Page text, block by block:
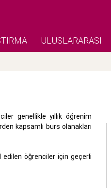
ULUSLARARASI
genellikle yıllık öğrenim
kapsamlı burs olanakları
edilen öğrenciler için geçerli